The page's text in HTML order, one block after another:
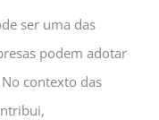
ser uma das
podem adotar
contexto das